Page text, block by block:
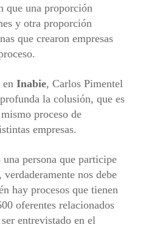
que una proporción
y otra proporción
que crearon empresas
en Inabie, Carlos Pimentel
la colusión, que es
proceso de
empresas.
persona que participe
nos debe
hay procesos que tienen
oferentes relacionados
entrevistado en el